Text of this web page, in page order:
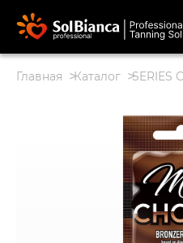
Главная Каталог SERIES